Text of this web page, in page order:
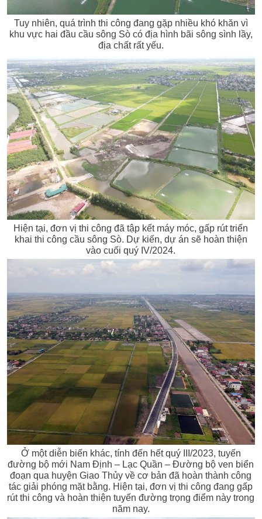
Tuy nhiên, quá trình thi công đang gặp nhiều khó khăn vì
khu vực hai đầu cầu sông Sò có địa hình bãi sông sình lầy,
địa chất rất yếu.
Hiện tại, đơn vị thi công đã tập kết máy móc, gấp rút triển
khai thi công cầu sông Sò. Dự kiến, dự án sẽ hoàn thiện
vào cuối quý IV/2024.
Ở một diễn biến khác, tính đến hết quý III/2023, tuyến
đường bộ mới Nam Định – Lạc Quần – Đường bộ ven biển
đoạn qua huyện Giao Thủy về cơ bản đã hoàn thành công
tác giải phóng mặt bằng. Hiện tại, đơn vị thi công đang gấp
rút thi công và hoàn thiện tuyến đường trọng điểm này trong
năm nay.